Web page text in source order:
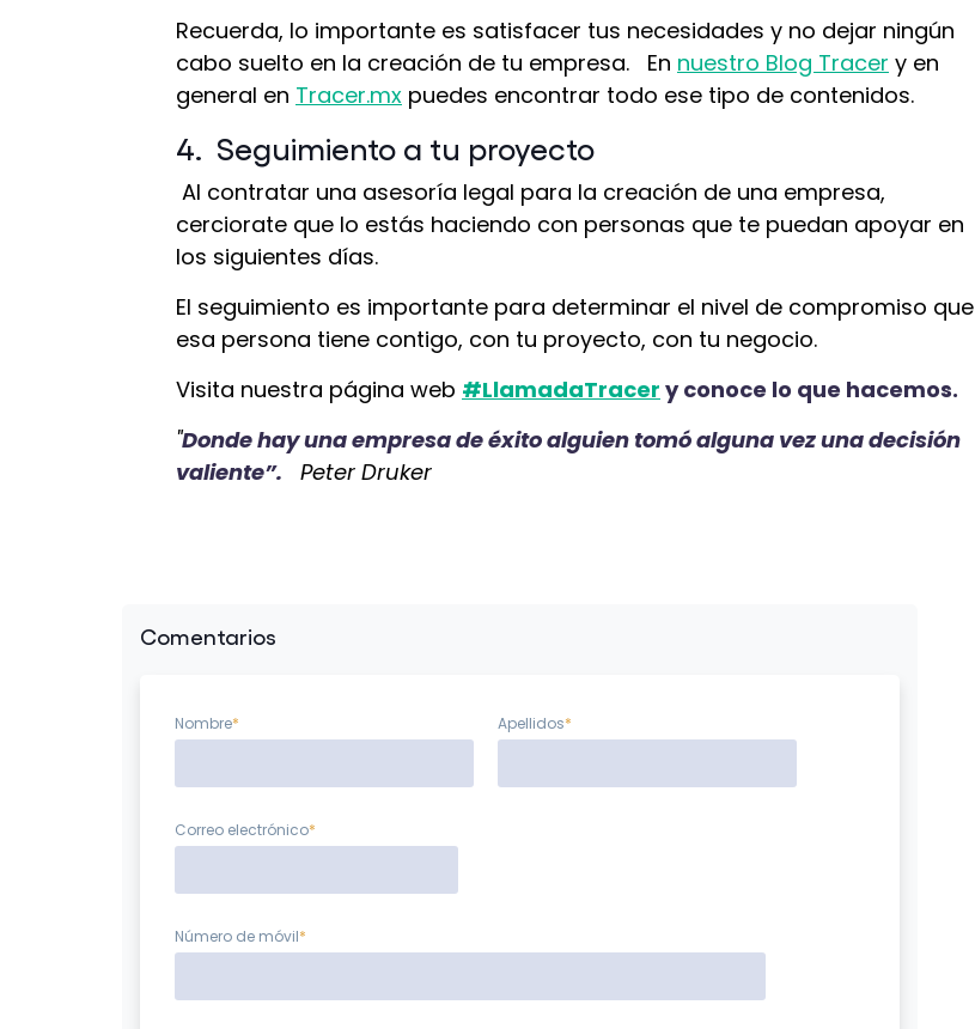
Recuerda, lo importante es satisfacer tus necesidades y no dejar ningún
cabo suelto en la creación de tu empresa. En nuestro Blog Tracer y en
general en Tracer.mx puedes encontrar todo ese tipo de contenidos.
4. Seguimiento a tu proyecto
Al contratar una asesoría legal para la creación de una empresa,
cerciorate que lo estás haciendo con personas que te puedan apoyar en
los siguientes días.
El seguimiento es importante para determinar el nivel de compromiso que
esa persona tiene contigo, con tu proyecto, con tu negocio.
Visita nuestra página web #LlamadaTracer y conoce lo que hacemos.
"Donde hay una empresa de éxito alguien tomó alguna vez una decisión
valiente”.
Peter Druker
Comentarios
Nombre* Apellidos*
Correo electrónico*
Número de móvil*